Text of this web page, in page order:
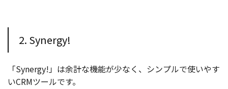
2. Synergy!
「Synergy!」は余計な機能が少なく、シンプルで使いやす
いCRMツールです。